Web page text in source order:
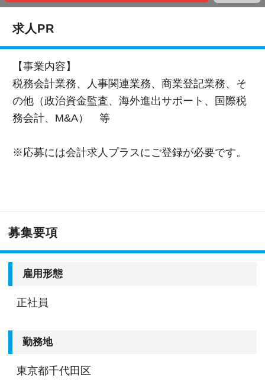
求人PR
【事業内容】
税務会計業務、人事関連業務、商業登記業務、そ
の他（政治資金監査、海外進出サポート、国際税
務会計、M&A） 等
※応募には会計求人プラスにご登録が必要です。
募集要項
雇用形態
正社員
勤務地
東京都千代田区